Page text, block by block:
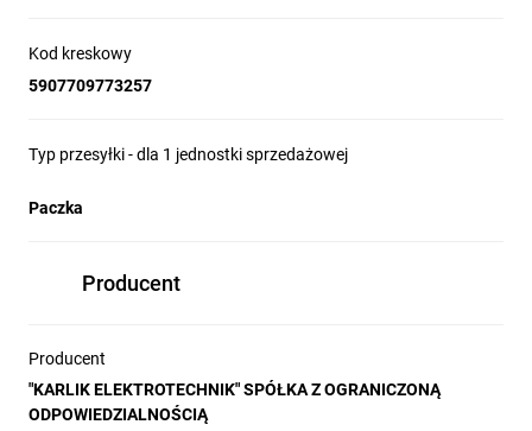
Kod kreskowy
5907709773257
Typ przesyłki - dla 1 jednostki sprzedażowej
Paczka
Producent
Producent
"KARLIK ELEKTROTECHNIK" SPÓŁKA Z OGRANICZONĄ
ODPOWIEDZIALNOŚCIĄ